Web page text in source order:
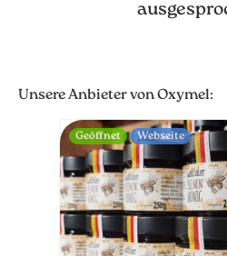
Unsere Anbieter von Oxymel:
Geöffnet Webseite